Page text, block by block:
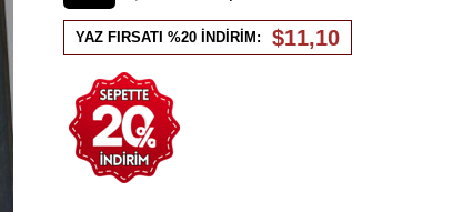
İndirim
YAZ FIRSATI %20 İNDİRİM: $11,10